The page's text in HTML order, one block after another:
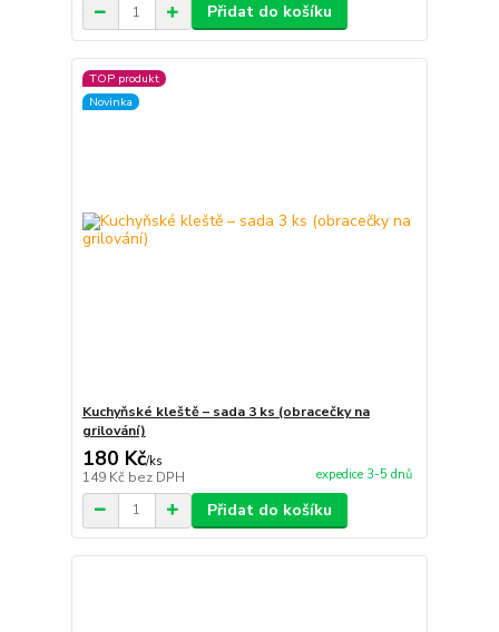
Přidat do košíku
TOP produkt
Novinka
Kuchyňské kleště – sada 3 ks (obracečky na
grilování)
180 Kč/ks
149 Kč bez DPH expedice 3-5 dnů
Přidat do košíku